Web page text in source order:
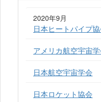
2020年9月
日本ヒートパイプ
アメリカ航空宇宙
日本航空宇宙学会
日本ロケット協会